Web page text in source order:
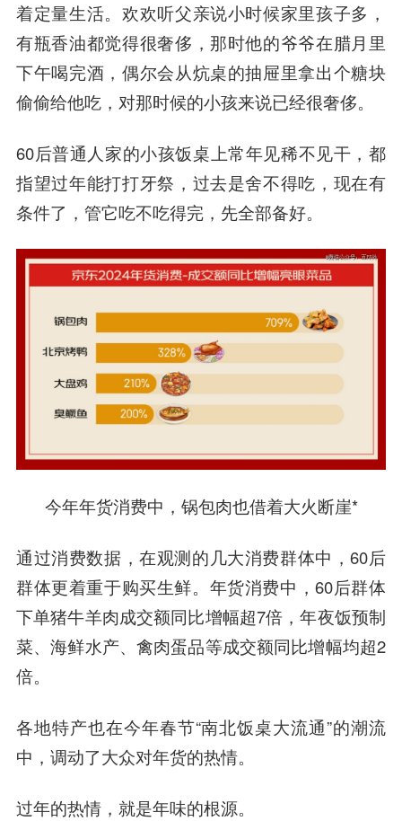
着定量生活。欢欢听父亲说小时候家里孩子多，
有瓶香油都觉得很奢侈，那时他的爷爷在腊月里
下午喝完酒，偶尔会从炕桌的抽屉里拿出个糖块
偷偷给他吃，对那时候的小孩来说已经很奢侈。
60后普通人家的小孩饭桌上常年见稀不见干，都
指望过年能打打牙祭，过去是舍不得吃，现在有
条件了，管它吃不吃得完，先全部备好。
今年年货消费中，锅包肉也借着大火断崖*
通过消费数据，在观测的几大消费群体中，60后
群体更着重于购买生鲜。年货消费中，60后群体
下单猪牛羊肉成交额同比增幅超7倍，年夜饭预制
菜、海鲜水产、禽肉蛋品等成交额同比增幅均超2
倍。
各地特产也在今年春节“南北饭桌大流通”的潮流
中，调动了大众对年货的热情。
过年的热情，就是年味的根源。